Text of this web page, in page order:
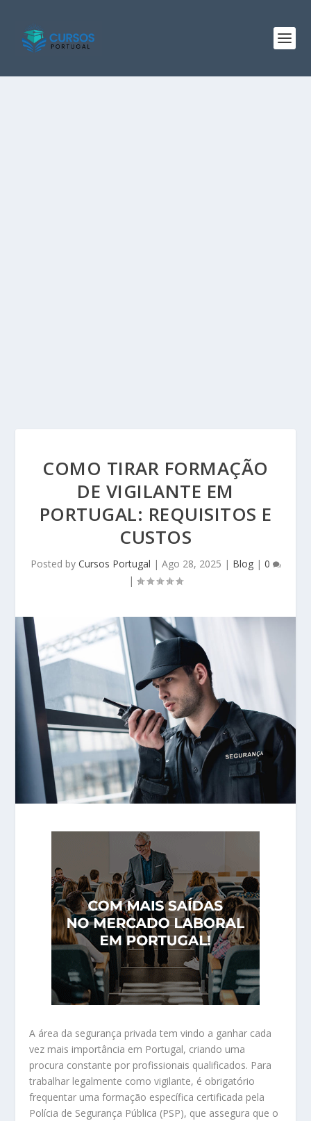
COMO TIRAR FORMAÇÃO
DE VIGILANTE EM
PORTUGAL: REQUISITOS E
CUSTOS
Posted by Cursos Portugal | Ago 28, 2025 | Blog| 0
|
A área da segurança privada tem vindo a ganhar cada
vez mais importância em Portugal, criando uma
procura constante por profissionais qualificados. Para
trabalhar legalmente como vigilante, é obrigatório
frequentar uma formação específica certificada pela
Polícia de Segurança Pública (PSP), que assegura que o